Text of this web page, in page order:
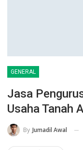
GENERAL
Jasa
Usaha Tanah
By Jumadil Awal